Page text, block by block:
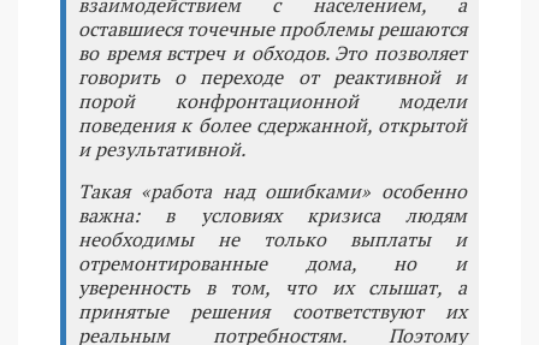
оставшиеся точечные проблемы решаются
во время встреч и обходов. Это позволяет
говорить о переходе от реактивной и
порой конфронтационной модели
поведения к более сдержанной, открытой
и результативной.
Такая «работа над ошибками» особенно
важна: в условиях кризиса людям
необходимы не только выплаты и
отремонтированные дома, но и
уверенность в том, что их слышат, а
принятые решения соответствуют их
реальным потребностям. Поэтому